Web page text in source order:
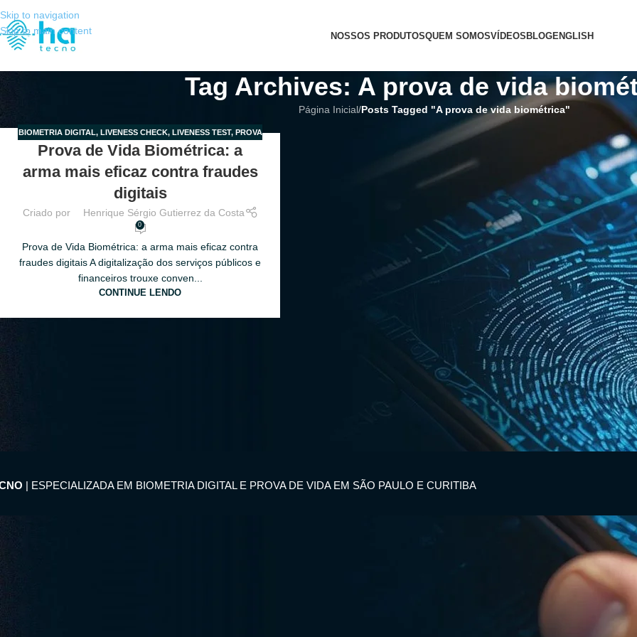
Skip to navigation
Skip to main content
NOSSOS PRODUTOSQUEM SOMOSVÍDEOSBLOGENGLISH
Tag Archives: A prova de vida
Página Inicial/Posts Tagged "A prova de vida biométrica"
17
BIOMETRIA DIGITAL, LIVENESS CHECK, LIVENESS TEST, PROVA
DE VIDA,PROVA DE VIDA PARA APOSENTADOS,PROVA DE
Prova de Vida Biométrica: a
arma mais eficaz contra fraudes
digitais
Criado por Henrique Sérgio Gutierrez da Costa
0
Prova de Vida Biométrica: a arma mais eficaz contra
fraudes digitais A digitalização dos serviços públicos e
financeiros trouxe conven...
CONTINUE LENDO
| ESPECIALIZADA EM BIOMETRIA DIGITAL E PROVA DE VIDA EM SÃO PAULO E CURITIBA